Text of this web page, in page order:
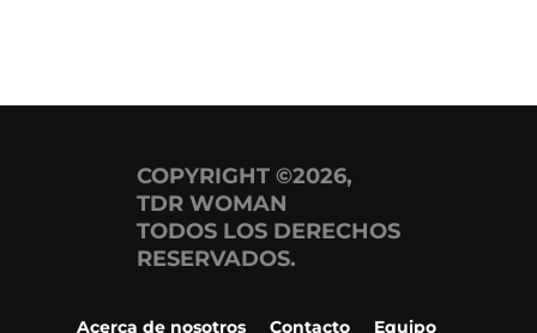
COPYRIGHT ©2026,
TDR WOMAN
TODOS LOS DERECHOS
RESERVADOS.
Acerca de nosotros Contacto Equipo